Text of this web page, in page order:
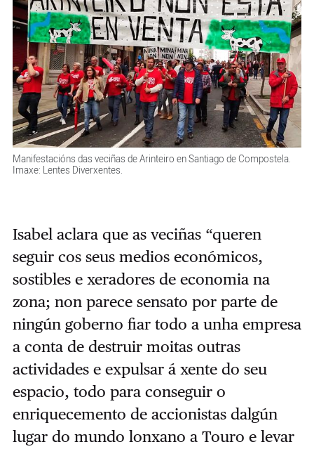
Manifestacións das veciñas de Arinteiro en Santiago de Compostela.
Imaxe: Lentes Diverxentes.
Isabel aclara que as veciñas “queren
seguir cos seus medios económicos,
sostibles e xeradores de economia na
zona; non parece sensato por parte de
ningún goberno fiar todo a unha empresa
a conta de destruir moitas outras
actividades e expulsar á xente do seu
espacio, todo para conseguir o
enriquecemento de accionistas dalgún
lugar do mundo lonxano a Touro e levar